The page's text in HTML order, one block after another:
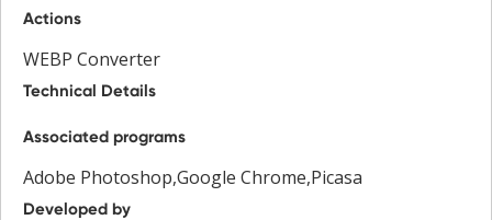
Actions
WEBP Converter
Technical Details
Associated programs
Adobe Photoshop,Google Chrome,Picasa
Developed by